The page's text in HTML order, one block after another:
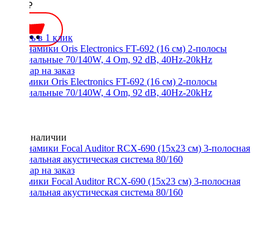
5500 ₽
Купить в 1 клик
Динамики Oris Electronics FT-692 (16 см) 2-полосы
коаксиальные 70/140W, 4 Om, 92 dB, 40Hz-20kHz
Нет в наличии
Динамики Focal Auditor RCX-690 (15х23 см) 3-полосная
коаксиальная акустическая система 80/160